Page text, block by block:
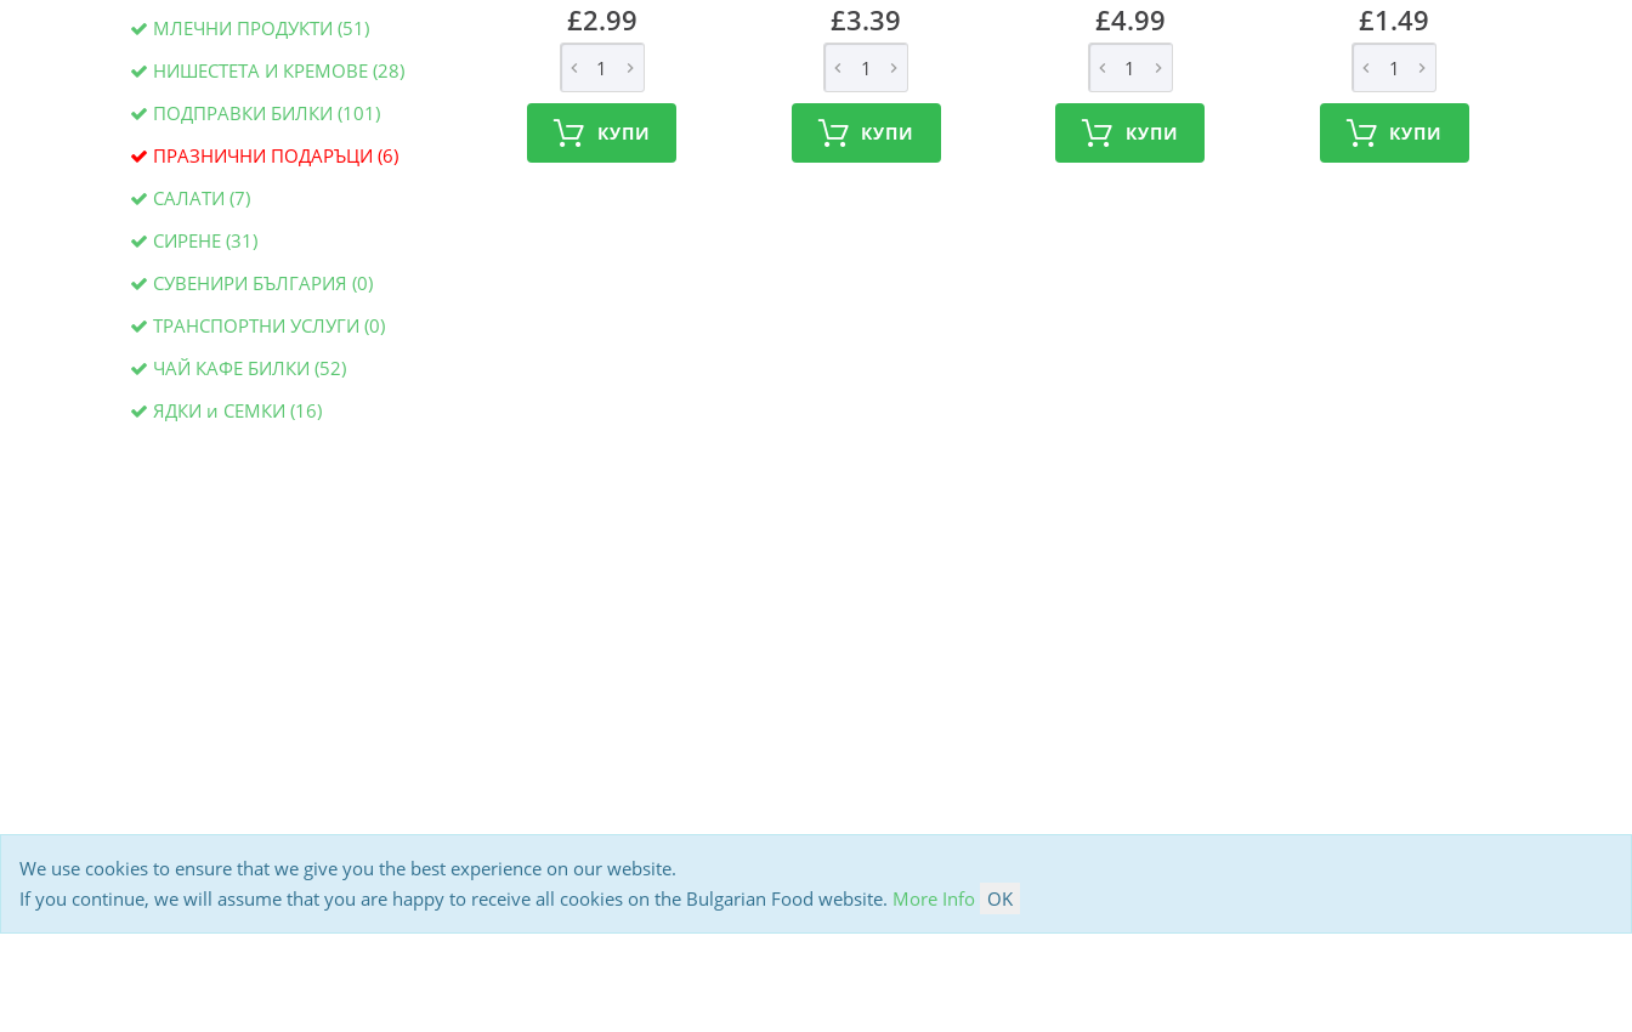
МЛЕЧНИ ПРОДУКТИ (51)
НИШЕСТЕТА И КРЕМОВЕ (28)
ПОДПРАВКИ БИЛКИ (101)
ПРАЗНИЧНИ ПОДАРЪЦИ (6)
САЛАТИ (7)
СИРЕНЕ (31)
СУВЕНИРИ БЪЛГАРИЯ (0)
ТРАНСПОРТНИ УСЛУГИ (0)
ЧАЙ КАФЕ БИЛКИ (52)
ЯДКИ и СЕМКИ (16)
£2.99
КУПИ
£3.39
КУПИ
£4.99
КУПИ
£1.49
КУПИ
We use cookies to ensure that we give you the best experience on our website.
If you continue, we will assume that you are happy to receive all cookies on the Bulgarian Food website. More Info OK